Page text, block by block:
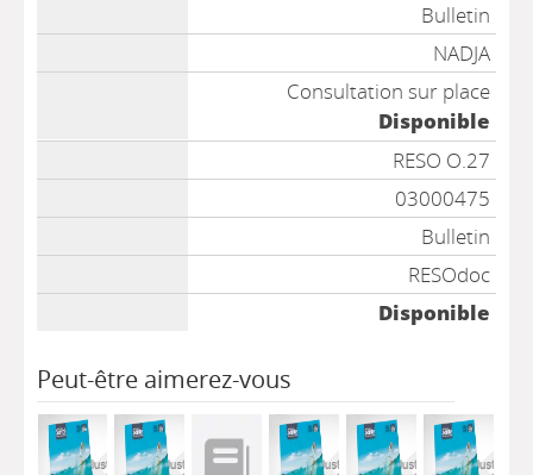
Bulletin
NADJA
Consultation sur place
Disponible
RESO O.27
03000475
Bulletin
RESOdoc
Disponible
Peut-être aimerez-vous